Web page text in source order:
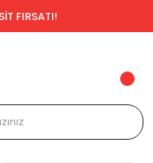
FIRSATI!